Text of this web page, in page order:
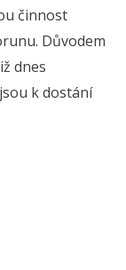
činnost
Důvodem
dnes
k dostání